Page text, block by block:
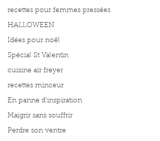
recettes pour femmes pressées
HALLOWEEN
Idées pour noël
Spécial St Valentin
cuisine air freyer
recettes minceur
En panne d'inspiration
Maigrir sans souffrir
Perdre son ventre